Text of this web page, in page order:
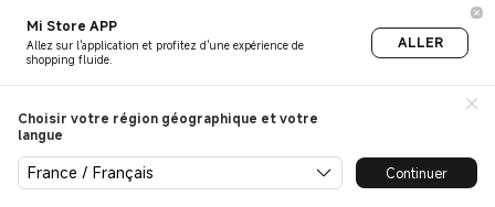
Mi Store APP
Allez sur l'application et profitez d'une expérience de
shopping fluide.
ALLER
Choisir votre région géographique et votre
langue
France / Français Continuer